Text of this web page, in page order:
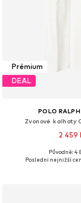
Prémium
DEAL
POLO RALPH
Zvonové kalhoty
2 459
Dostupné velikosti:
Původně: 4
Poslední nejnižší